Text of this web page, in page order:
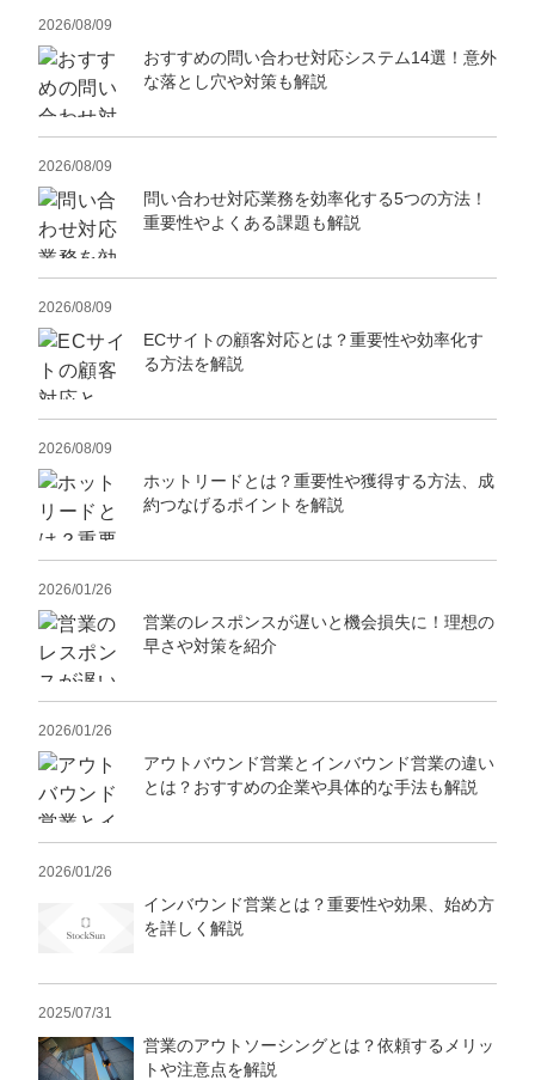
2026/08/09
おすすめの問い合わせ対応システム14選！意外
な落とし穴や対策も解説
2026/08/09
問い合わせ対応業務を効率化する5つの方法！
重要性やよくある課題も解説
2026/08/09
ECサイトの顧客対応とは？重要性や効率化す
る方法を解説
2026/08/09
ホットリードとは？重要性や獲得する方法、成
約つなげるポイントを解説
2026/01/26
営業のレスポンスが遅いと機会損失に！理想の
早さや対策を紹介
2026/01/26
アウトバウンド営業とインバウンド営業の違い
とは？おすすめの企業や具体的な手法も解説
2026/01/26
インバウンド営業とは？重要性や効果、始め方
を詳しく解説
2025/07/31
営業のアウトソーシングとは？依頼するメリッ
トや注意点を解説